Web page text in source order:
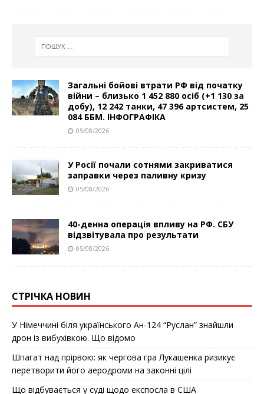
Загальні бойові втрати РФ від початку
війни – близько 1 452 880 осіб (+1 130 за
добу), 12 242 танки, 47 396 артсистем, 25
084 ББМ. ІНФОГРАФІКА
05/08/2026
У Росії почали сотнями закриватися
заправки через паливну кризу
05/08/2026
40-денна операція впливу на РФ. СБУ
відзвітувала про результати
05/08/2026
СТРІЧКА НОВИН
У Німеччині біля українського Ан-124 “Руслан” знайшли
дрон із вибухівкою. Що відомо
Шпагат над прірвою: як чергова гра Лукашенка ризикує
перетворити його аеродроми на законні цілі
Що відбувається у суді щодо експосла в США